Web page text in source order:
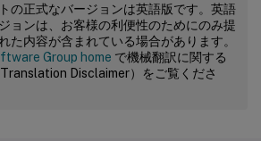
の正式なバージョンは英語版です。英語
ョンは、お客様の利便性のためにのみ提
た内容が含まれている場合があります。
Group home で機械翻訳に関する
Disclaimer）をご覧くださ